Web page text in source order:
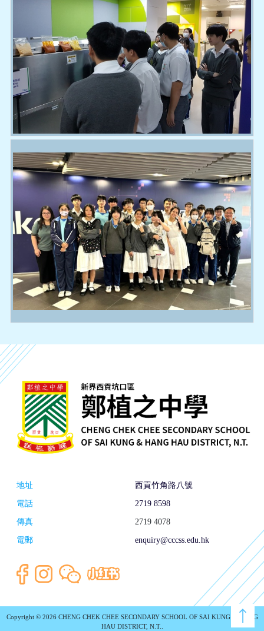
地址
西貢竹角路八號
電話
2719 8598
傳真
2719 4078
電郵
enquiry@cccss.edu.hk
Copyright © 2026 CHENG CHEK CHEE SECONDARY SCHOOL OF SAI KUNG & HANG
HAU DISTRICT, N.T..